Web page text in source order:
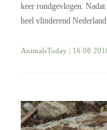
keer rondgevlogen.
heel vlinderend
AnimalsToday | 16 08